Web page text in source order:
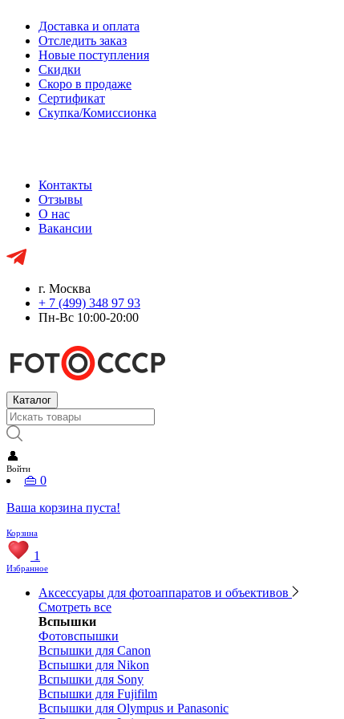
Доставка и оплата
Отследить заказ
Новые поступления
Скидки
Скоро в продаже
Сертификат
Скупка/Комиссионка
Контакты
Отзывы
О нас
Вакансии
г. Москва
+ 7 (499) 348 97 93
Пн-Вс 10:00-20:00
Каталог
👤
Войти
👜 0
Ваша корзина пуста!
Корзина
1
Избранное
Аксессуары для фотоаппаратов и объективов
Смотреть все
Вспышки
Фотовспышки
Вспышки для Canon
Вспышки для Nikon
Вспышки для Sony
Вспышки для Fujifilm
Вспышки для Olympus и Panasonic